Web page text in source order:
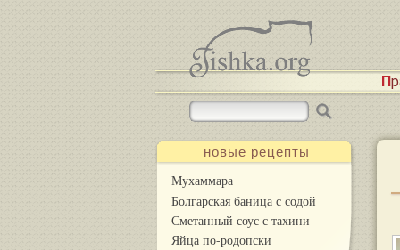
новые рецепты
Мухаммара
Болгарская баница с содой
Сметанный соус с тахини
Яйца по-родопски